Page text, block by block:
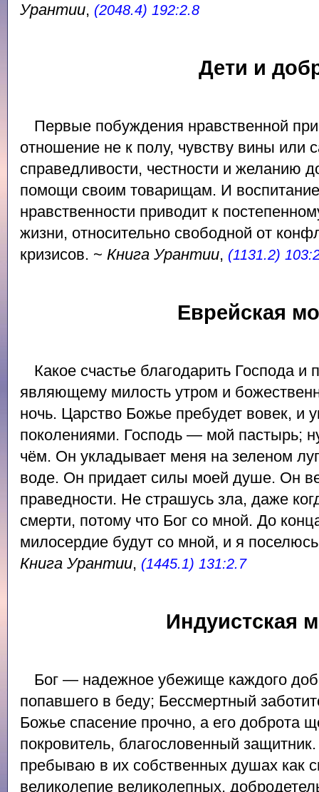
Урантии, (2048.4) 192:2.8
Дети и
Первые побуждения нравственной
отношение не к полу, чувству вины
справедливости, честности и желанию
помощи своим товарищам. И
нравственности приводит к
жизни, относительно свободной от
кризисов. ~ Книга Урантии, (1131.2)
Еврейская
Какое счастье благодарить Господа
являющему милость утром и
ночь. Царство Божье пребудет вовек, и
поколениями. Господь — мой пастырь;
чём. Он укладывает меня на зеленом
воде. Он придает силы моей душе. Он
праведности. Не страшусь зла, даже
смерти, потому что Бог со мной. До
милосердие будут со мной, и я
Книга Урантии, (1445.1) 131:2.7
Индуистская
Бог — надежное убежище каждого
попавшего в беду; Бессмертный
Божье спасение прочно, а его
покровитель, благословенный
пребываю в их собственных душах как
великолепие великолепных,